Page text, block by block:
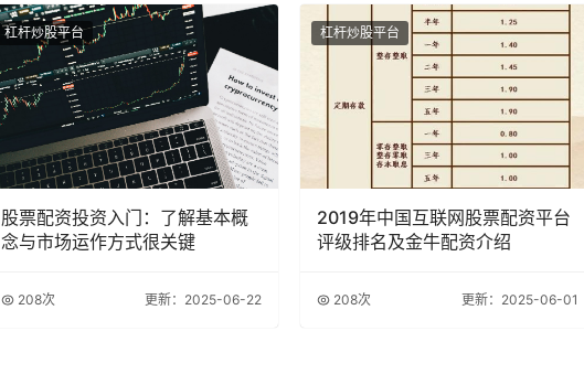
杠杆炒股平台
股票配资投资入门：了解基本概
念与市场运作方式很关键
208次 更新：2025-06-22
杠杆炒股平台
2019年中国互联网股票配资平台
评级排名及金牛配资介绍
208次 更新：2025-06-01